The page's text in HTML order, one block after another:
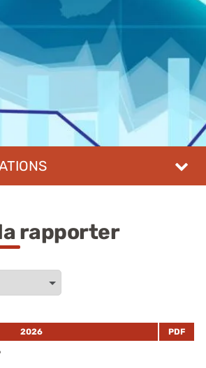
rapporter
2026
PDF